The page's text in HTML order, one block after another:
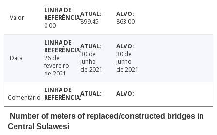
Valor
0.00
899.45 863.00
Data
26 de
fevereiro
de 2021
30 de
junho
de 2021
30 de
junho
de 2021
Comentário
Number of meters of replaced/constructed bridges in
Central Sulawesi